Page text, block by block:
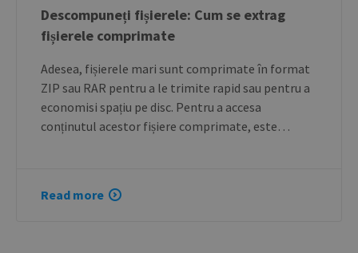
Descompuneți fișierele: Cum se extrag
fișierele comprimate
Adesea, fișierele mari sunt comprimate în format
ZIP sau RAR pentru a le trimite rapid sau pentru a
economisi spațiu pe disc. Pentru a accesa
conținutul acestor fișiere comprimate, este…
Read more